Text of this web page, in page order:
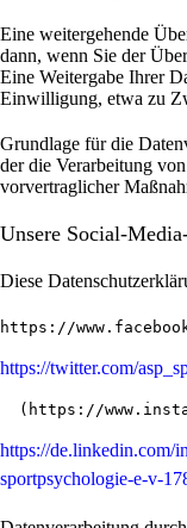
Eine weitergehende
dann, wenn Sie der
Eine Weitergabe Ihrer
Einwilligung, etwa zu
Grundlage für die
der die Verarbeitung
vorvertraglicher
Unsere Social-
Diese
https://
https://twitter.com/
  (
https://
https://de.linkedin.com/
sportpsychologie-e-v-